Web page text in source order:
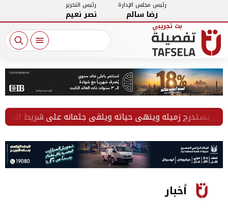
رئيس مجلس الإدارة
رضا سالم
رئيس التحرير
نصر نعيم
أخبار